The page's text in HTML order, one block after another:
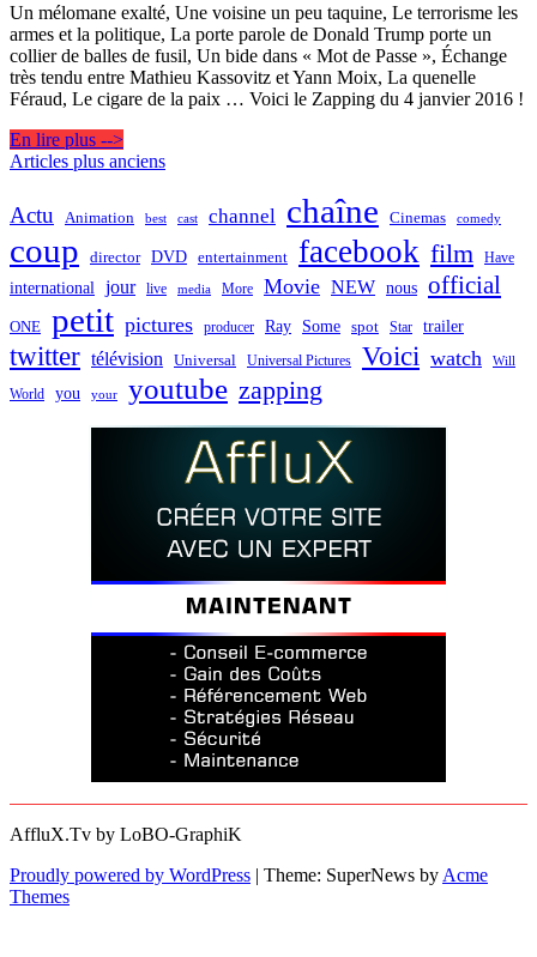
Un mélomane exalté, Une voisine un peu taquine, Le terrorisme les
armes et la politique, La porte parole de Donald Trump porte un
collier de balles de fusil, Un bide dans « Mot de Passe », Échange
très tendu entre Mathieu Kassovitz et Yann Moix, La quenelle
Féraud, Le cigare de la paix … Voici le Zapping du 4 janvier 2016 !
En lire plus -->
Navigation
articles
Articles plus anciens
Actu Animation best cast channel chaîne Cinemas comedy
coup director DVD entertainment facebook film Have
international jour live media More Movie NEW nous official
ONE petit pictures producer Ray Some spot Star trailer
twitter télévision Universal Universal Pictures Voici watch Will
World you your youtube zapping
AffluX.Tv by LoBO-GraphiK
Proudly powered by WordPress | Theme: SuperNews by Acme
Themes